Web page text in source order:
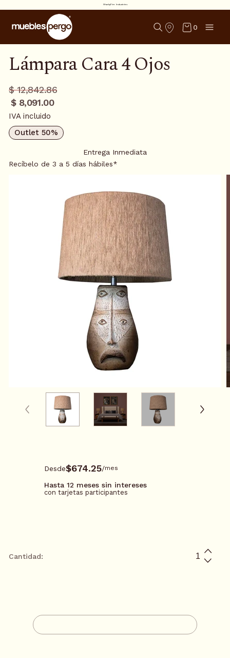
SharkyFire Industries
0
Lámpara Cara 4 Ojos
Precio
regular
$ 12,842.86
$ 8,091.00
Precio
promo
IVA incluido
Outlet 50%
Entrega Inmediata
Recíbelo de 3 a 5 días hábiles*
Desde$674.25/mes
Hasta 12 meses sin intereses
con tarjetas participantes
6 meses sin intereses* $1348.50/mes
Cantidad: